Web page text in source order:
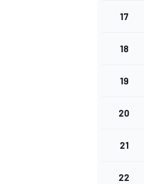
17
18
19
20
21
22